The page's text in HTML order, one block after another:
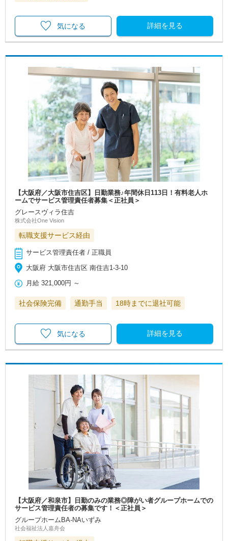
詳細を見る
気になる
【大阪府／大阪市住吉区】日勤業務♪年間休日113日！有料老人ホ
ームでサービス管理責任者募集＜正社員＞
グレースヴィラ住吉
株式会社One Vision
転職支援サービス経由
サービス管理責任者 / 正職員
大阪府 大阪市住吉区 南住吉1-3-10
月給 321,000円 ～
社会保険完備 通勤手当 18時までに退社可能
詳細を見る
気になる
【大阪府／和泉市】日勤のみの業務◎障がい者グループホームでの
サービス管理責任者の募集です！＜正社員＞
グループホームBA-NAいずみ
社会福祉法人嘉舟会